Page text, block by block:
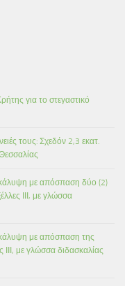
για το στεγαστικό
τους: Σχεδόν 2,3 εκατ.
με απόσπαση δύο (2)
ΙΙΙ, με γλώσσα
με απόσπαση της
με γλώσσα διδασκαλίας